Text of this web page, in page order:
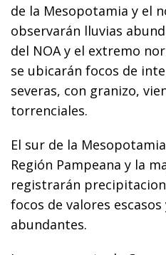
de la Mesopotamia y el
observarán lluvias
del NOA y el extremo
se ubicarán focos de
severas, con granizo,
torrenciales.
El sur de la
Región Pampeana y la
registrarán
focos de valores
abundantes.